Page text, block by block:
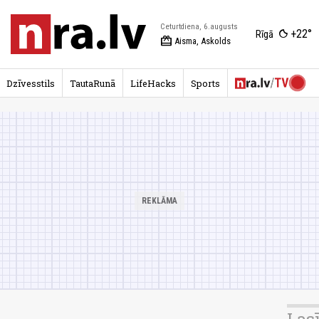
Ceturtdiena, 6.augusts
redeem Aisma, Askolds
Rīgā +22°
Dzīvesstils TautaRunā LifeHacks Sports